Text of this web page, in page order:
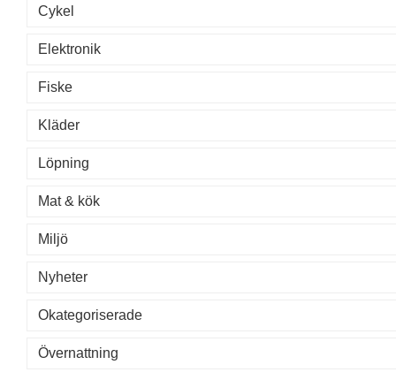
Cykel
Elektronik
Fiske
Kläder
Löpning
Mat & kök
Miljö
Nyheter
Okategoriserade
Övernattning